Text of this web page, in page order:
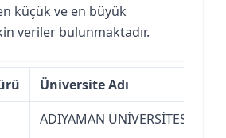
küçük ve en büyük
veriler bulunmaktadır.
Üniversite Adı
ADIYAMAN ÜNİVERSİTESİ